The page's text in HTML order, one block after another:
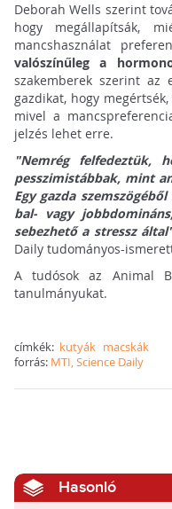
Deborah Wells szerint
hogy megállapítsák,
mancshasználat
valószínűleg a
szakemberek szerint az
gazdikat, hogy
mivel a
jelzés lehet erre.
"Nemrég felfedeztük,
pesszimistábbak, mint
Egy gazda
bal- vagy
sebezhető a stressz
Daily tudományos-
A tudósok az Animal
tanulmányukat.
címkék: kutyák macskák
forrás: MTI, Science Daily
Hasonló